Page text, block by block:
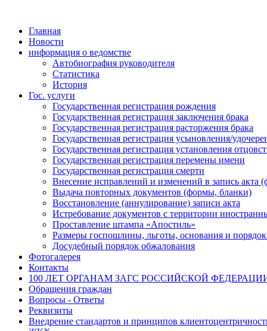
Главная
Новости
информация о ведомстве
Автобиография руководителя
Статистика
История
Гос. услуги
Государственная регистрация рождения
Государственная регистрация заключения брака
Государственная регистрация расторжения брака
Государственная регистрация усыновления/
Государственная регистрация установления
Государственная регистрация перемены имени
Государственная регистрация смерти
Внесение исправлений и изменений в запись акта
Выдача повторных документов (формы, бланки)
Восстановление (аннулирование) записи акта
Истребование документов с территории
Проставление штампа «Апостиль»
Размеры госпошлины, льготы, основания и порядок
Досудебный порядок обжалования
Фотогалерея
Контакты
100 ЛЕТ ОРГАНАМ ЗАГС РОССИЙСКОЙ
Обращения граждан
Вопросы - Ответы
Реквизиты
Внедрение стандартов и принципов